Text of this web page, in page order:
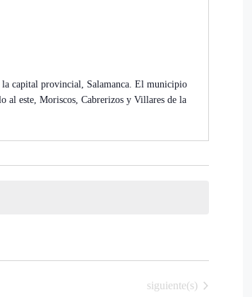
la capital provincial, Salamanca. El municipio
al este, Moriscos, Cabrerizos y Villares de la
Eventos
siguiente(s)